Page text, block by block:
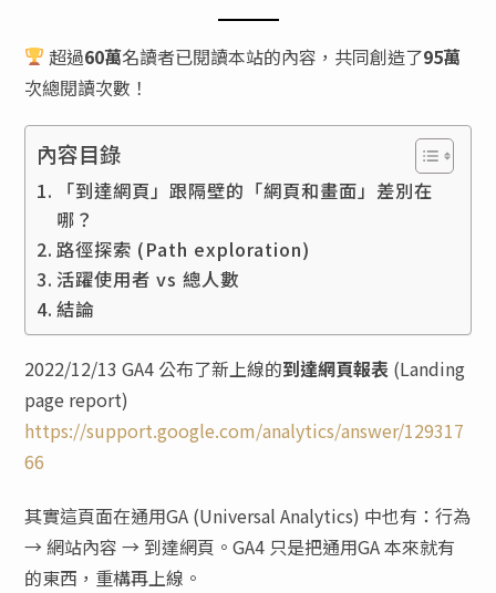
超過60萬名讀者已閱讀本站的內容，共同創造了95萬
次總閱讀次數！
內容目錄
「到達網頁」跟隔壁的「網頁和畫面」差別在
哪？
路徑探索 (Path exploration)
活躍使用者 vs 總人數
結論
2022/12/13 GA4 公布了新上線的到達網頁報表(Landing
page report)
https://support.google.com/analytics/answer/129317
66
其實這頁面在通用GA (Universal Analytics) 中也有：行為
→ 網站內容 → 到達網頁。GA4 只是把通用GA 本來就有
的東西，重構再上線。